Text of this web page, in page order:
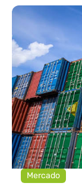
Mercado